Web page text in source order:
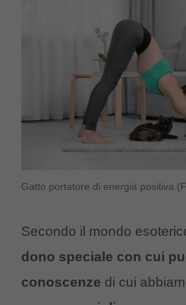
Gatto portatore di energia
Secondo il mondo
dono speciale con cui
conoscenze di cui